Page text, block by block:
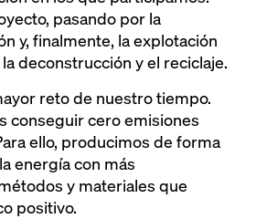
pasando por la
y, finalmente, la explotación
deconstrucción y el reciclaje.
reto de nuestro tiempo.
conseguir cero emisiones
ello, producimos de forma
energía con más
y materiales que
positivo.